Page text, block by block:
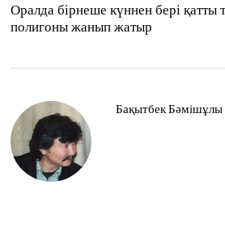
Оралда бірнеше күннен бері қатты
полигоны жанып жатыр
Бақытбек Бәмішұлы